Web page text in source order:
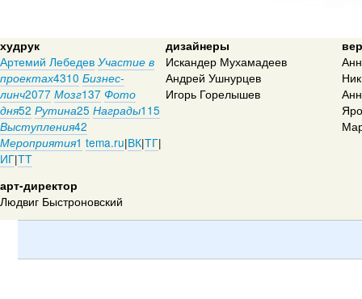
худрук
Артемий Лебедев Участие в
проектах4310 Бизнес-
линч2077 Мозг137 Фото
дня52 Рутина25 Награды115
Выступления42
Мероприятия1 tema.ru|ВК|ТГ|
ИГ|ТТ
арт-директор
Людвиг Быстроновский
дизайнеры
Искандер Мухамадеев
Андрей Ушнурцев
Игорь Горелышев